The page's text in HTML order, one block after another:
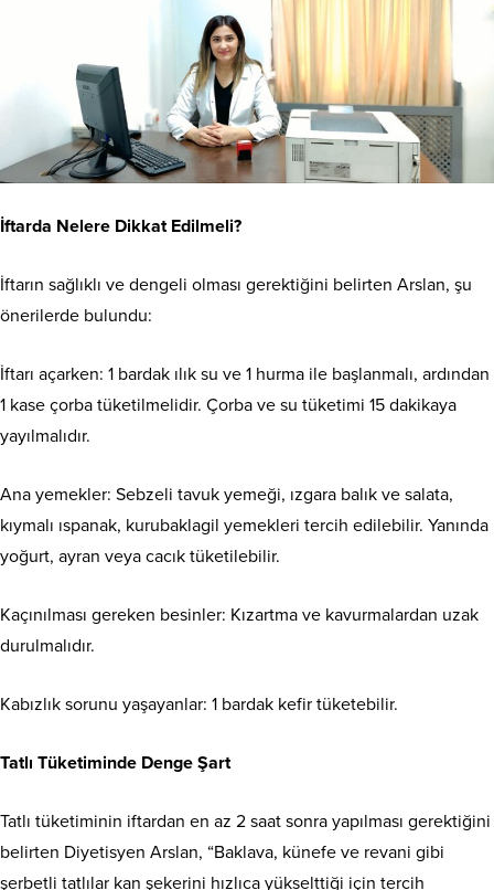
İftarda Nelere Dikkat Edilmeli?
İftarın sağlıklı ve dengeli olması gerektiğini belirten Arslan, şu
önerilerde bulundu:
İftarı açarken: 1 bardak ılık su ve 1 hurma ile başlanmalı, ardından
1 kase çorba tüketilmelidir. Çorba ve su tüketimi 15 dakikaya
yayılmalıdır.
Ana yemekler: Sebzeli tavuk yemeği, ızgara balık ve salata,
kıymalı ıspanak, kurubaklagil yemekleri tercih edilebilir. Yanında
yoğurt, ayran veya cacık tüketilebilir.
Kaçınılması gereken besinler: Kızartma ve kavurmalardan uzak
durulmalıdır.
Kabızlık sorunu yaşayanlar: 1 bardak kefir tüketebilir.
Tatlı Tüketiminde Denge Şart
Tatlı tüketiminin iftardan en az 2 saat sonra yapılması gerektiğini
belirten Diyetisyen Arslan, “Baklava, künefe ve revani gibi
şerbetli tatlılar kan şekerini hızlıca yükselttiği için tercih